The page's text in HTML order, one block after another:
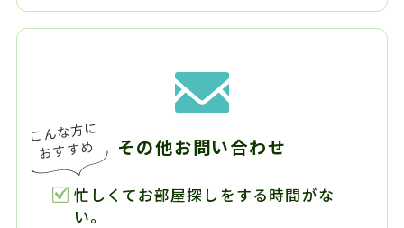
その他お問い合わせ
忙しくてお部屋探しをする時間がな
い。